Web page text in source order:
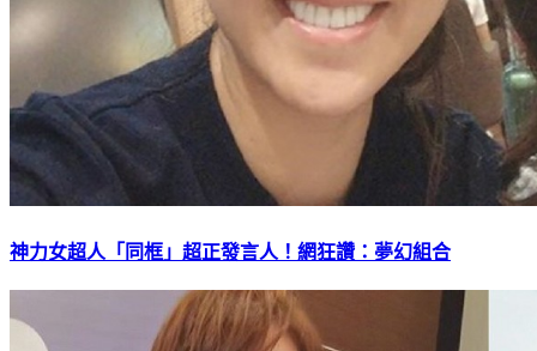
神力女超人「同框」超正發言人！網狂讚：夢幻組合